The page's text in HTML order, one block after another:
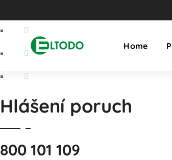
Home
Hlášení poruch
800 101 109